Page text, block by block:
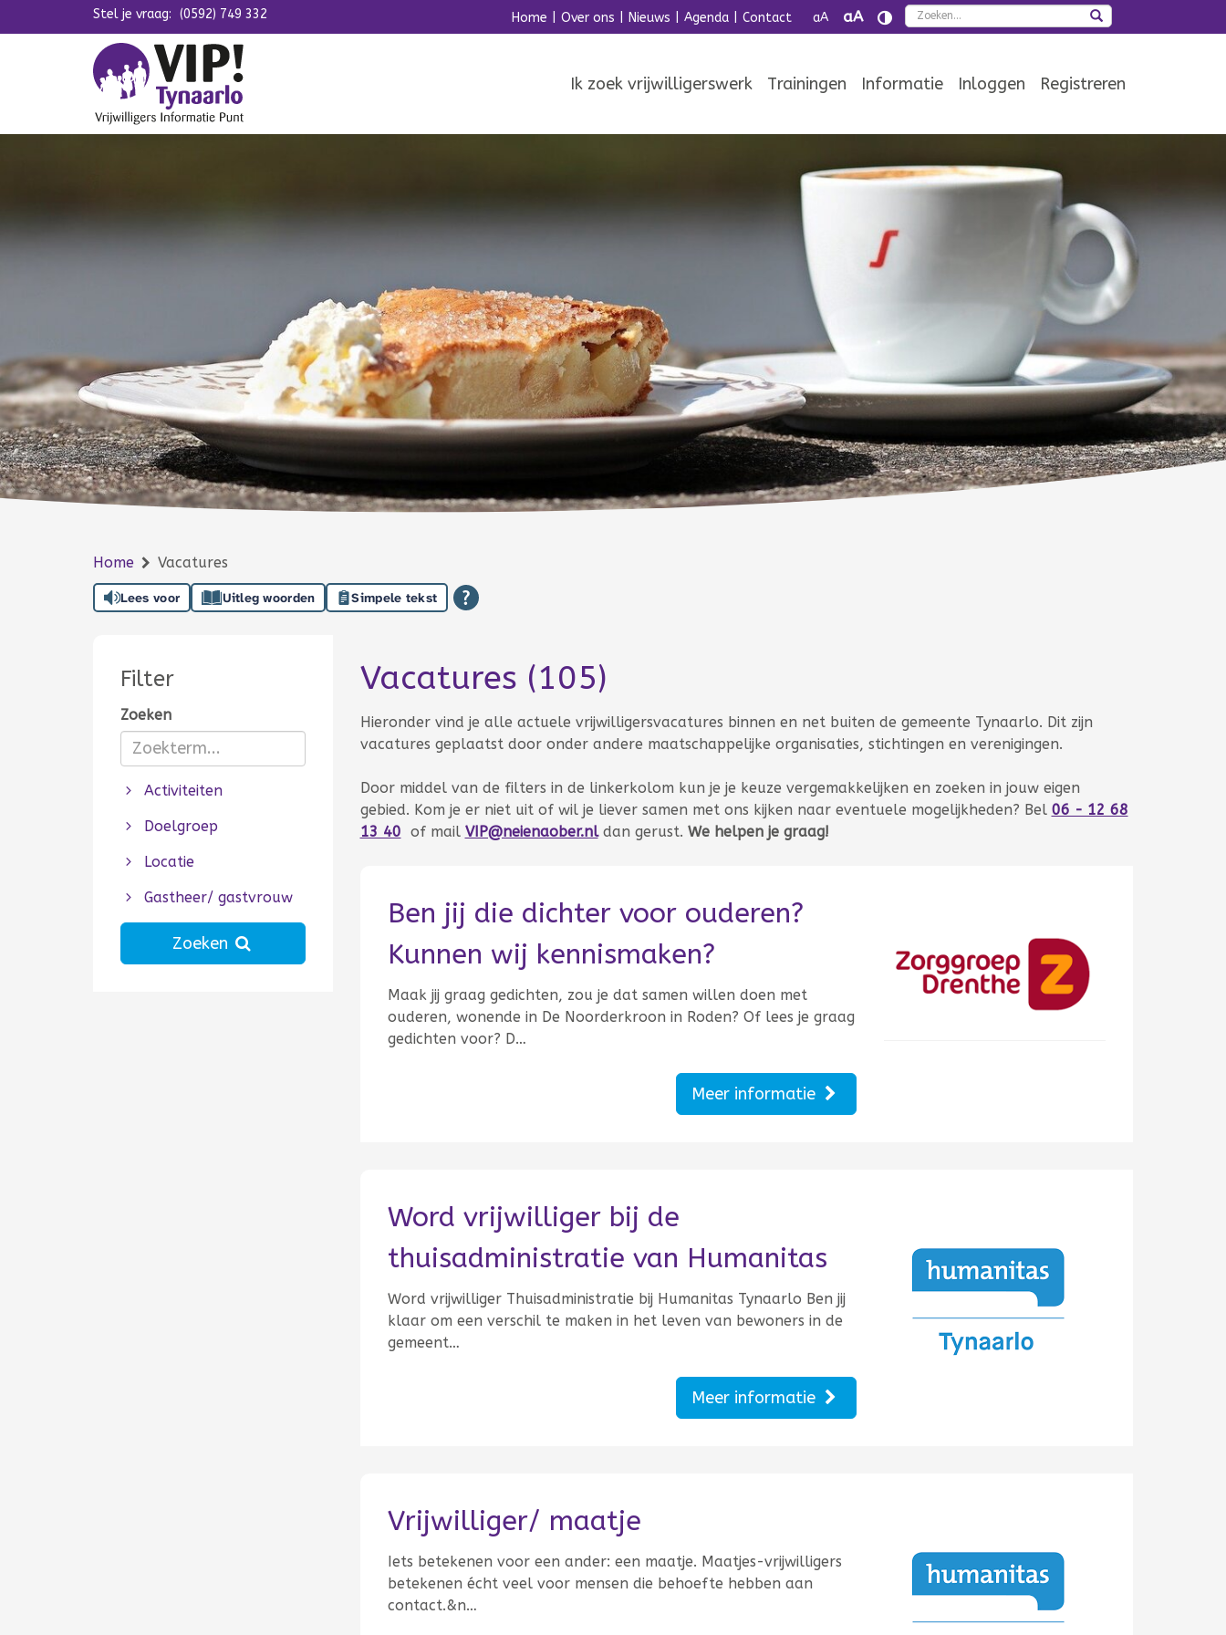
Navigatie overslaan
Stel je vraag: (0592) 749 332 Home Over ons Nieuws Agenda Contact aA aA Zoeken
Ik zoek vrijwilligerswerk Trainingen Informatie Inloggen Registreren
Home Vacatures
Lees voor Uitleg woorden Simpele tekst
Filter
Zoeken
Activiteiten
Doelgroep
Locatie
Gastheer/ gastvrouw
Zoeken
Vacatures (105)
Totaal aantal 105
Hieronder vind je alle actuele vrijwilligersvacatures binnen en net buiten de gemeente Tynaarlo. Dit zijn
vacatures geplaatst door onder andere maatschappelijke organisaties, stichtingen en verenigingen.
Door middel van de filters in de linkerkolom kun je je keuze vergemakkelijken en zoeken in jouw eigen
gebied. Kom je er niet uit of wilje liever samen met ons kijken naar eventuele mogelijkheden? Bel 06 - 12 68
13 40 of mail VIP@neienaober.nldan gerust. We helpen je graag!
Ben jij die dichter voor ouderen?
Kunnen wij kennismaken?
Maak jij graag gedichten, zou je dat samen willen doen met
ouderen, wonende in De Noorderkroon in Roden? Of lees je graag
gedichten voor? D…
Meer informatie
Word vrijwilliger bij de
thuisadministratie van Humanitas
Word vrijwilliger Thuisadministratie bij Humanitas Tynaarlo Ben jij
klaar om een verschil te maken in het leven van bewoners in de
gemeent…
Meer informatie
Vrijwilliger/ maatje
Iets betekenen voor een ander: een maatje. Maatjes-vrijwilligers
betekenen écht veel voor mensen die behoefte hebben aan
contact.&n…